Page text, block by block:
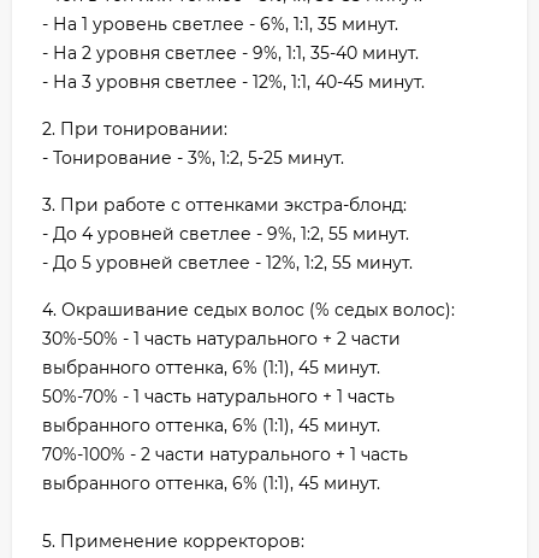
- На 1 уровень светлее - 6%, 1:1, 35 минут.
- На 2 уровня светлее - 9%, 1:1, 35-40 минут.
- На 3 уровня светлее - 12%, 1:1, 40-45 минут.
2. При тонировании:
- Тонирование - 3%, 1:2, 5-25 минут.
3. При работе с оттенками экстра-блонд:
- До 4 уровней светлее - 9%, 1:2, 55 минут.
- До 5 уровней светлее - 12%, 1:2, 55 минут.
4. Окрашивание седых волос (% седых волос):
30%-50% - 1 часть натурального + 2 части
выбранного оттенка, 6% (1:1), 45 минут.
50%-70% - 1 часть натурального + 1 часть
выбранного оттенка, 6% (1:1), 45 минут.
70%-100% - 2 части натурального + 1 часть
выбранного оттенка, 6% (1:1), 45 минут.
5. Применение корректоров: